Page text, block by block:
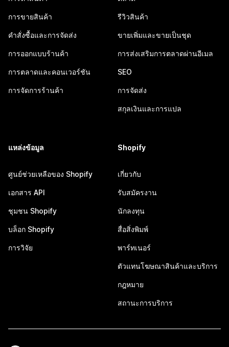
การขายสินค้า
คำสั่งซื้อและการจัดส่ง
การออกแบบร้านค้า
การตลาดและคอนเวอร์ชัน
การจัดการร้านค้า
รีวิวสินค้า
ขายเพิ่มและขายเป็นชุด
การส่งเสริมการตลาดผ่านอีเมล
SEO
การจัดส่ง
สกุลเงินและการแปล
แหล่งข้อมูล
ศูนย์ช่วยเหลือของ Shopify
เอกสาร API
ชุมชน Shopify
บล็อก Shopify
การวิจัย
Shopify
เกี่ยวกับ
รับสมัครงาน
นักลงทุน
สื่อสิ่งพิมพ์
พาร์ทเนอร์
ตัวแทนโฆษณาสินค้าและบริการ
กฎหมาย
สถานะการบริการ